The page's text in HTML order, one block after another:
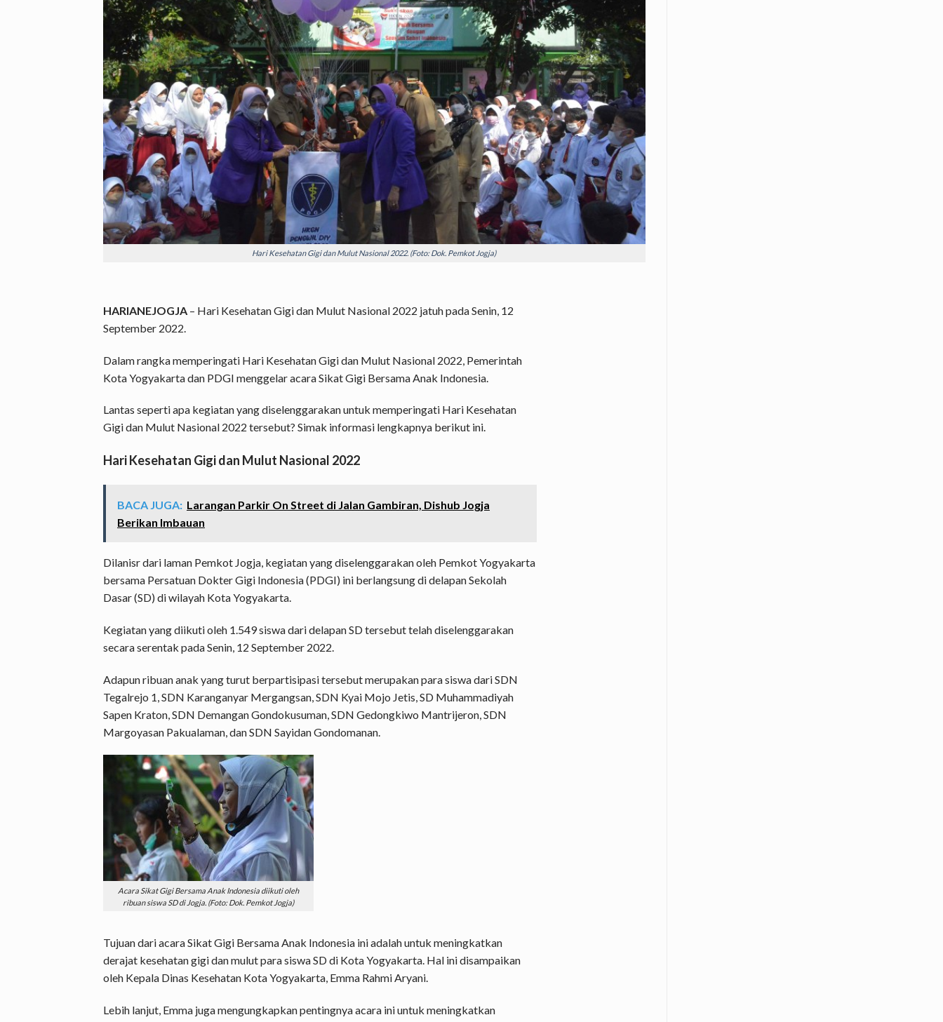
Hari Kesehatan Gigi dan Mulut Nasional 2022. (Foto: Dok. Pemkot Jogja)
HARIANEJOGJA – Hari Kesehatan Gigi dan Mulut Nasional 2022 jatuh pada Senin, 12
September 2022.
Dalam rangka memperingati Hari Kesehatan Gigi dan Mulut Nasional 2022, Pemerintah
Kota Yogyakarta dan PDGI menggelar acara Sikat Gigi Bersama Anak Indonesia.
Lantas seperti apa kegiatan yang diselenggarakan untuk memperingati Hari Kesehatan
Gigi dan Mulut Nasional 2022 tersebut? Simak informasi lengkapnya berikut ini.
Hari Kesehatan Gigi dan Mulut Nasional 2022
BACA JUGA: Larangan Parkir On Street di Jalan Gambiran, Dishub Jogja
Berikan Imbauan
Dilanisr dari laman Pemkot Jogja, kegiatan yang diselenggarakan oleh Pemkot Yogyakarta
bersama Persatuan Dokter Gigi Indonesia (PDGI) ini berlangsung di delapan Sekolah
Dasar (SD) di wilayah Kota Yogyakarta.
Kegiatan yang diikuti oleh 1.549 siswa dari delapan SD tersebut telah diselenggarakan
secara serentak pada Senin, 12 September 2022.
Adapun ribuan anak yang turut berpartisipasi tersebut merupakan para siswa dari SDN
Tegalrejo 1, SDN Karanganyar Mergangsan, SDN Kyai Mojo Jetis, SD Muhammadiyah
Sapen Kraton, SDN Demangan Gondokusuman, SDN Gedongkiwo Mantrijeron, SDN
Margoyasan Pakualaman, dan SDN Sayidan Gondomanan.
Acara Sikat Gigi Bersama Anak Indonesia diikuti oleh
ribuan siswa SD di Jogja. (Foto: Dok. Pemkot Jogja)
Tujuan dari acara Sikat Gigi Bersama Anak Indonesia ini adalah untuk meningkatkan
derajat kesehatan gigi dan mulut para siswa SD di Kota Yogyakarta. Hal ini disampaikan
oleh Kepala Dinas Kesehatan Kota Yogyakarta, Emma Rahmi Aryani.
Lebih lanjut, Emma juga mengungkapkan pentingnya acara ini untuk meningkatkan